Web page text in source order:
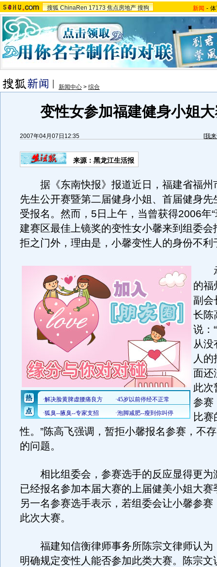
搜狐 ChinaRen 17173 焦点房地产 搜狗 新闻 -
新闻中心 > 综合
变性女参加福建健身小姐
2007年04月07日12:35 [我
来源：黑龙江生活报
据《东南快报》报道近日，福建省福州
先生公开赛暨第二届健身小姐、首届健身先
受报名。然而，5日上午，当曾获得2006年“
建赛区最佳上镜奖的变性女小馨来到组委会
拒之门外，理由是，小馨变性人的身份不利
承
的福
副会
长陈
说：
从没
人
面还
此次
参赛
比赛
性。”陈高飞强调，暂拒小馨报名参赛，不
的问题。
相比组委会，参赛选手的反应显得更为
已经报名参加本届大赛的上届健美小姐大赛
另一名参赛选手表示，若组委会让小馨参赛
此次大赛。
福建知信衡律师事务所陈宗文律师认为
明确规定变性人能否参加此类大赛。陈宗文